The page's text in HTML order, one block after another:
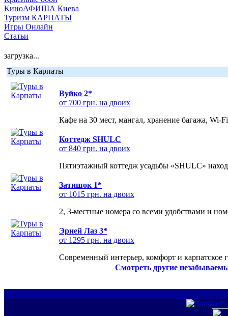
КиноАФИША Киева
Туризм КАРПАТЫ
Игры Онлайн
Статьи
загрузка...
Туры в Карпаты
Вуйко 2*
от 700 грн. на двоих
Кафе на 30 мест, мангал, хранение багажа, Wi-
Коттедж SHULC
от 840 грн. на двоих
Пятиэтажный коттедж усадьбы «SHULC»
Затишок 1*
от 1015 грн. на двоих
2, 3-местные номера со всеми удобствами и
Эрней Лаз 3*
от 1295 грн. на двоих
Современный интерьер, комфорт и карпатское
Смотреть другие